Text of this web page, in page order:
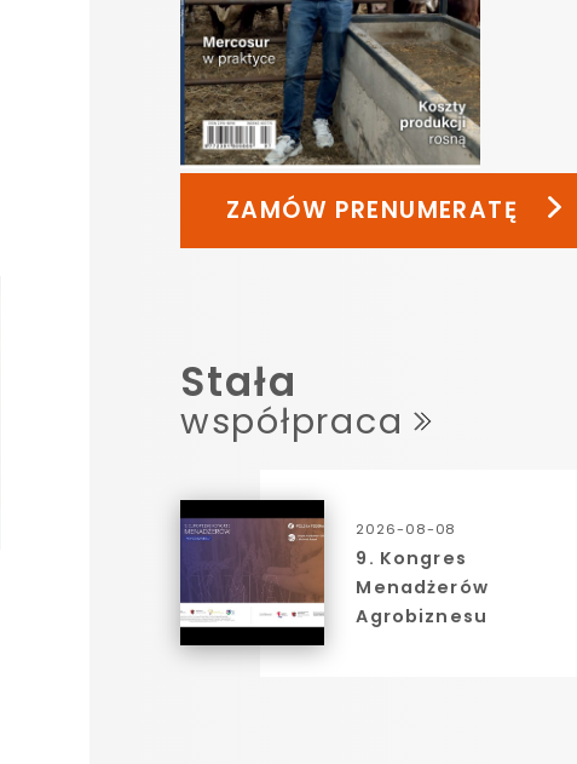
ZAMÓW PRENUMERATĘ
Stała
współpraca
2026-08-08
9. Kongres
Menadżerów
Agrobiznesu